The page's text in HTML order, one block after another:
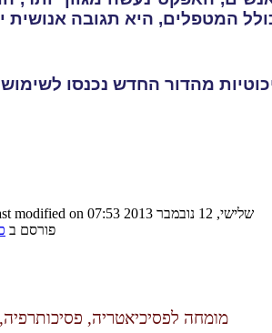
המטפלים, היא תגובה אנושית
Last modified on שלישי, 12 נובמבר 2013 07:53
פורסם ב
מומחה לפסיכיאטריה, פסיכותרפיה,